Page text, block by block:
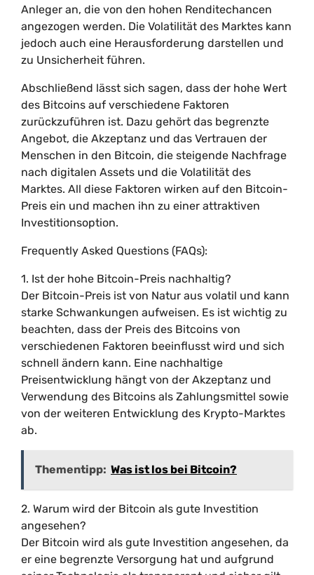
Anleger an, die von den hohen Renditechancen
angezogen werden. Die Volatilität des Marktes kann
jedoch auch eine Herausforderung darstellen und
zu Unsicherheit führen.
Abschließend lässt sich sagen, dass der hohe Wert
des Bitcoins auf verschiedene Faktoren
zurückzuführen ist. Dazu gehört das begrenzte
Angebot, die Akzeptanz und das Vertrauen der
Menschen in den Bitcoin, die steigende Nachfrage
nach digitalen Assets und die Volatilität des
Marktes. All diese Faktoren wirken auf den Bitcoin-
Preis ein und machen ihn zu einer attraktiven
Investitionsoption.
Frequently Asked Questions (FAQs):
1. Ist der hohe Bitcoin-Preis nachhaltig?
Der Bitcoin-Preis ist von Natur aus volatil und kann
starke Schwankungen aufweisen. Es ist wichtig zu
beachten, dass der Preis des Bitcoins von
verschiedenen Faktoren beeinflusst wird und sich
schnell ändern kann. Eine nachhaltige
Preisentwicklung hängt von der Akzeptanz und
Verwendung des Bitcoins als Zahlungsmittel sowie
von der weiteren Entwicklung des Krypto-Marktes
ab.
Thementipp: Was ist los bei Bitcoin?
2. Warum wird der Bitcoin als gute Investition
angesehen?
Der Bitcoin wird als gute Investition angesehen, da
er eine begrenzte Versorgung hat und aufgrund